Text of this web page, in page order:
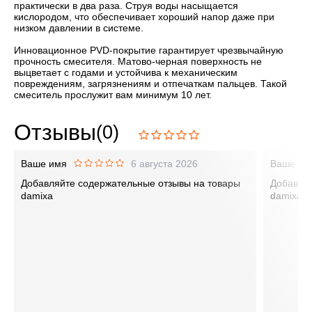
практически в два раза. Струя воды насыщается
кислородом, что обеспечивает хороший напор даже при
низком давлении в системе.
Инновационное PVD-покрытие гарантирует чрезвычайную
прочность смесителя. Матово-черная поверхность не
выцветает с годами и устойчива к механическим
повреждениям, загрязнениям и отпечаткам пальцев. Такой
смеситель прослужит вам минимум 10 лет.
Отзывы(0)
Ваше имя
6 августа 2026
Добавляйте содержательные отзывы на товары
damixa
Ваше
damixa